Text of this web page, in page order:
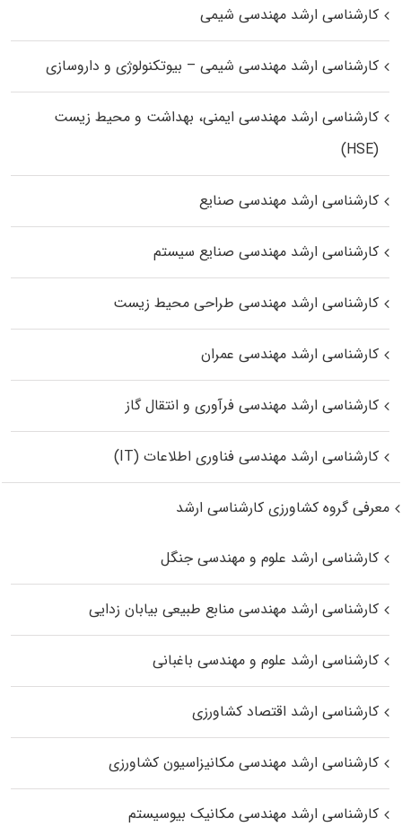
کارشناسی ارشد مهندسی شیمی
کارشناسی ارشد مهندسی شیمی – بیوتکنولوژی و داروسازی
کارشناسی ارشد مهندسی ایمنی، بهداشت و محیط زیست
(HSE)
کارشناسی ارشد مهندسی صنایع
کارشناسی ارشد مهندسی صنایع سیستم
کارشناسی ارشد مهندسی طراحی محیط زیست
کارشناسی ارشد مهندسی عمران
کارشناسی ارشد مهندسی فرآوری و انتقال گاز
کارشناسی ارشد مهندسی فناوری اطلاعات (IT)
معرفی گروه کشاورزی کارشناسی ارشد
کارشناسی ارشد علوم و مهندسی جنگل
کارشناسی ارشد مهندسی منابع طبیعی بیابان زدایی
کارشناسی ارشد علوم و مهندسی باغبانی
کارشناسی ارشد اقتصاد کشاورزی
کارشناسی ارشد مهندسی مکانیزاسیون کشاورزی
کارشناسی ارشد مهندسی مکانیک بیوسیستم